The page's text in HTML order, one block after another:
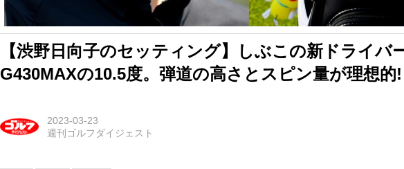
【渋野日向子のセッティング】しぶこの新ドライバ
G430MAXの10.5度。弾道の高さとスピン量が理想的!
2023-03-23
週刊ゴルフダイジェスト